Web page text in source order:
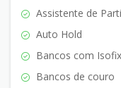
Assistente de
Auto Hold
Bancos com Isofix
Bancos de couro